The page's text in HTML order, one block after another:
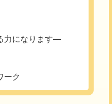
力になります―
ーク